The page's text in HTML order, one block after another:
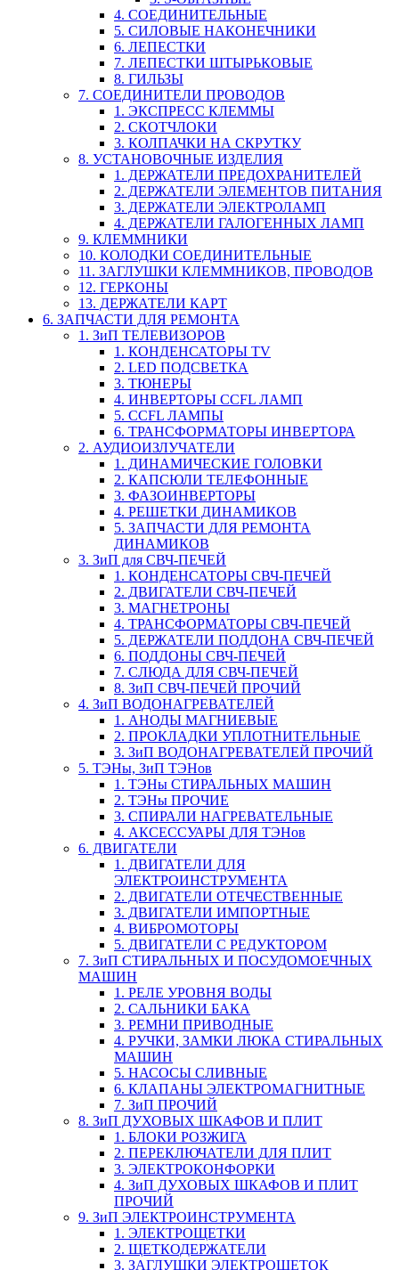
4. СОЕДИНИТЕЛЬНЫЕ
5. СИЛОВЫЕ НАКОНЕЧНИКИ
6. ЛЕПЕСТКИ
7. ЛЕПЕСТКИ ШТЫРЬКОВЫЕ
8. ГИЛЬЗЫ
7. СОЕДИНИТЕЛИ ПРОВОДОВ
1. ЭКСПРЕСС КЛЕММЫ
2. СКОТЧЛОКИ
3. КОЛПАЧКИ НА СКРУТКУ
8. УСТАНОВОЧНЫЕ ИЗДЕЛИЯ
1. ДЕРЖАТЕЛИ ПРЕДОХРАНИТЕЛЕЙ
2. ДЕРЖАТЕЛИ ЭЛЕМЕНТОВ ПИТАНИЯ
3. ДЕРЖАТЕЛИ ЭЛЕКТРОЛАМП
4. ДЕРЖАТЕЛИ ГАЛОГЕННЫХ ЛАМП
9. КЛЕММНИКИ
10. КОЛОДКИ СОЕДИНИТЕЛЬНЫЕ
11. ЗАГЛУШКИ КЛЕММНИКОВ, ПРОВОДОВ
12. ГЕРКОНЫ
13. ДЕРЖАТЕЛИ КАРТ
6. ЗАПЧАСТИ ДЛЯ РЕМОНТА
1. ЗиП ТЕЛЕВИЗОРОВ
1. КОНДЕНСАТОРЫ TV
2. LED ПОДСВЕТКА
3. ТЮНЕРЫ
4. ИНВЕРТОРЫ CCFL ЛАМП
5. CCFL ЛАМПЫ
6. ТРАНСФОРМАТОРЫ ИНВЕРТОРА
2. АУДИОИЗЛУЧАТЕЛИ
1. ДИНАМИЧЕСКИЕ ГОЛОВКИ
2. КАПСЮЛИ ТЕЛЕФОННЫЕ
3. ФАЗОИНВЕРТОРЫ
4. РЕШЕТКИ ДИНАМИКОВ
5. ЗАПЧАСТИ ДЛЯ РЕМОНТА
ДИНАМИКОВ
3. ЗиП для СВЧ-ПЕЧЕЙ
1. КОНДЕНСАТОРЫ СВЧ-ПЕЧЕЙ
2. ДВИГАТЕЛИ СВЧ-ПЕЧЕЙ
3. МАГНЕТРОНЫ
4. ТРАНСФОРМАТОРЫ СВЧ-ПЕЧЕЙ
5. ДЕРЖАТЕЛИ ПОДДОНА СВЧ-ПЕЧЕЙ
6. ПОДДОНЫ СВЧ-ПЕЧЕЙ
7. СЛЮДА ДЛЯ СВЧ-ПЕЧЕЙ
8. ЗиП СВЧ-ПЕЧЕЙ ПРОЧИЙ
4. ЗиП ВОДОНАГРЕВАТЕЛЕЙ
1. АНОДЫ МАГНИЕВЫЕ
2. ПРОКЛАДКИ УПЛОТНИТЕЛЬНЫЕ
3. ЗиП ВОДОНАГРЕВАТЕЛЕЙ ПРОЧИЙ
5. ТЭНы, ЗиП ТЭНов
1. ТЭНы СТИРАЛЬНЫХ МАШИН
2. ТЭНы ПРОЧИЕ
3. СПИРАЛИ НАГРЕВАТЕЛЬНЫЕ
4. АКСЕССУАРЫ ДЛЯ ТЭНов
6. ДВИГАТЕЛИ
1. ДВИГАТЕЛИ ДЛЯ
ЭЛЕКТРОИНСТРУМЕНТА
2. ДВИГАТЕЛИ ОТЕЧЕСТВЕННЫЕ
3. ДВИГАТЕЛИ ИМПОРТНЫЕ
4. ВИБРОМОТОРЫ
5. ДВИГАТЕЛИ С РЕДУКТОРОМ
7. ЗиП СТИРАЛЬНЫХ И ПОСУДОМОЕЧНЫХ
МАШИН
1. РЕЛЕ УРОВНЯ ВОДЫ
2. САЛЬНИКИ БАКА
3. РЕМНИ ПРИВОДНЫЕ
4. РУЧКИ, ЗАМКИ ЛЮКА СТИРАЛЬНЫХ
МАШИН
5. НАСОСЫ СЛИВНЫЕ
6. КЛАПАНЫ ЭЛЕКТРОМАГНИТНЫЕ
7. ЗиП ПРОЧИЙ
8. ЗиП ДУХОВЫХ ШКАФОВ И ПЛИТ
1. БЛОКИ РОЗЖИГА
2. ПЕРЕКЛЮЧАТЕЛИ ДЛЯ ПЛИТ
3. ЭЛЕКТРОКОНФОРКИ
4. ЗиП ДУХОВЫХ ШКАФОВ И ПЛИТ
ПРОЧИЙ
9. ЗиП ЭЛЕКТРОИНСТРУМЕНТА
1. ЭЛЕКТРОЩЕТКИ
2. ЩЕТКОДЕРЖАТЕЛИ
3. ЗАГЛУШКИ ЭЛЕКТРОЩЕТОК